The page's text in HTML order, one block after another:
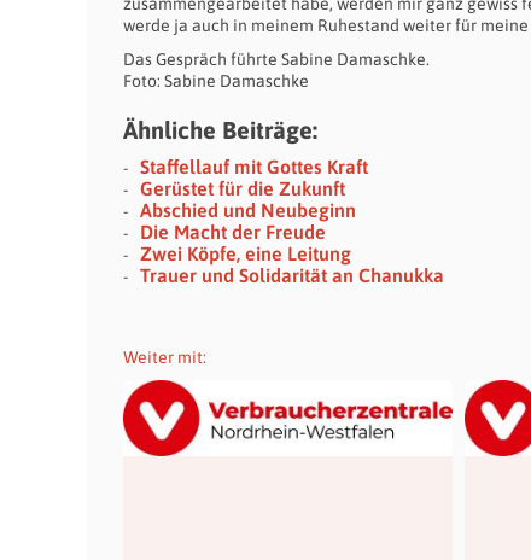
werde ja auch in meinem Ruhestand weiter für
Das Gespräch führte Sabine Damaschke.
Foto: Sabine Damaschke
Ähnliche Beiträge:
Staffellauf mit Gottes Kraft
Gerüstet für die Zukunft
Abschied und Neubeginn
Die Macht der Freude
Zwei Köpfe, eine Leitung
Trauer und Solidarität an Chanukka
Weiter mit: